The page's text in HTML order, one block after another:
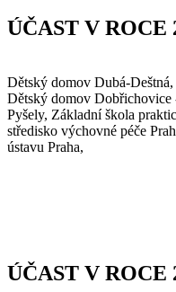
ÚČAST V ROCE
Dětský domov Dubá-
Dětský domov
Pyšely, Základní škola
středisko výchovné péče
ústavu Praha,
ÚČAST V ROCE